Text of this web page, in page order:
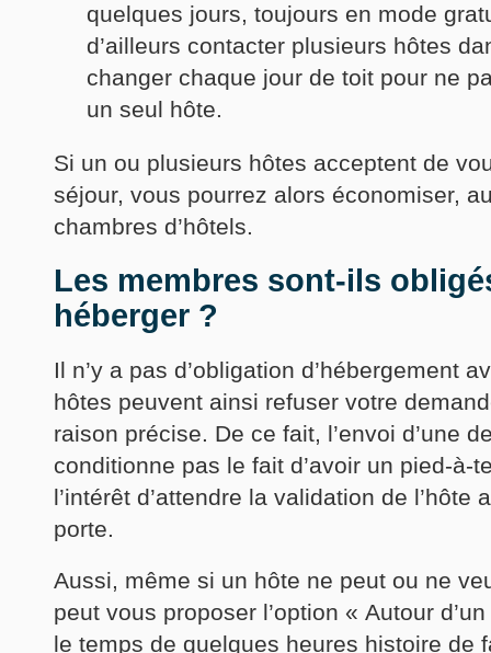
quelques jours, toujours en mode
d’ailleurs contacter plusieurs hôtes
changer chaque jour de toit pour ne
un seul hôte.
Si un ou plusieurs hôtes acceptent de
séjour, vous pourrez alors économiser,
chambres d’hôtels.
Les membres sont-ils
héberger ?
Il n’y a pas d’obligation d’hébergement
hôtes peuvent ainsi refuser votre
raison précise. De ce fait, l’envoi d’une
conditionne pas le fait d’avoir un pied-à-
l’intérêt d’attendre la validation de
porte.
Aussi, même si un hôte ne peut ou ne
peut vous proposer l’option « Autour
le temps de quelques heures histoire de